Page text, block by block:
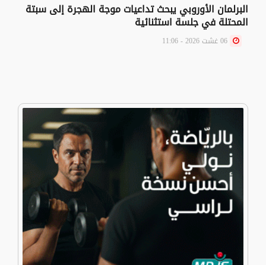
البرلمان الأوروبي يبحث تداعيات موجة الهجرة إلى سبتة
المحتلة في جلسة استثنائية